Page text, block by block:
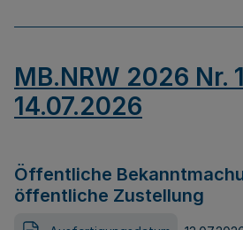
MB.NRW 2026 Nr.
14.07.2026
Öffentliche
öffentliche Zustellung